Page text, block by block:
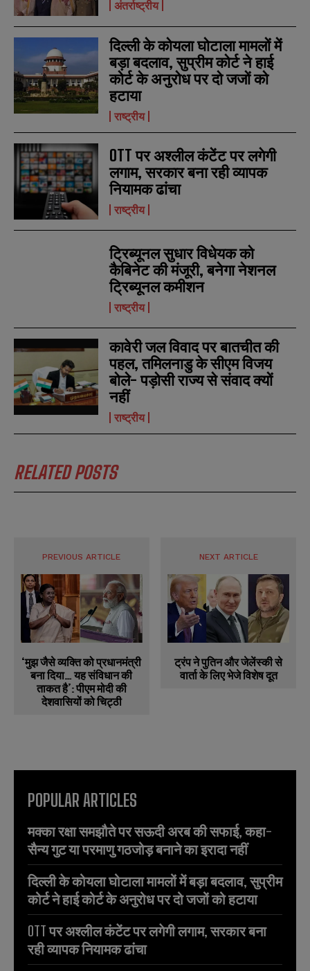
N
a
m
e
*
E
m
a
i
l
N
SUBMIT
N
a
m
e
*
E
m
a
i
l
N
SUBMIT
अंतर्राष्ट्रीय
दिल्ली के कोयला घोटाला मामलों में
बड़ा बदलाव, सुप्रीम कोर्ट ने हाई
कोर्ट के अनुरोध पर दो जजों को
हटाया
राष्ट्रीय
OTT पर अश्लील कंटेंट पर लगेगी
लगाम, सरकार बना रही व्यापक
नियामक ढांचा
राष्ट्रीय
ट्रिब्यूनल सुधार विधेयक को
कैबिनेट की मंजूरी, बनेगा नेशनल
ट्रिब्यूनल कमीशन
राष्ट्रीय
कावेरी जल विवाद पर बातचीत की
पहल, तमिलनाडु के सीएम विजय
बोले- पड़ोसी राज्य से संवाद क्यों
नहीं
राष्ट्रीय
RELATED POSTS
PREVIOUS ARTICLE
‘मुझ जैसे व्यक्ति को प्रधानमंत्री
बना दिया… यह संविधान की
ताकत है’: पीएम मोदी की
देशवासियों को चिट्ठी
NEXT ARTICLE
ट्रंप ने पुतिन और जेलेंस्की से
वार्ता के लिए भेजे विशेष दूत
POPULAR ARTICLES
मक्का रक्षा समझौते पर सऊदी अरब की सफाई, कहा-
सैन्य गुट या परमाणु गठजोड़ बनाने का इरादा नहीं
दिल्ली के कोयला घोटाला मामलों में बड़ा बदलाव, सुप्रीम
कोर्ट ने हाई कोर्ट के अनुरोध पर दो जजों को हटाया
OTT पर अश्लील कंटेंट पर लगेगी लगाम, सरकार बना
रही व्यापक नियामक ढांचा